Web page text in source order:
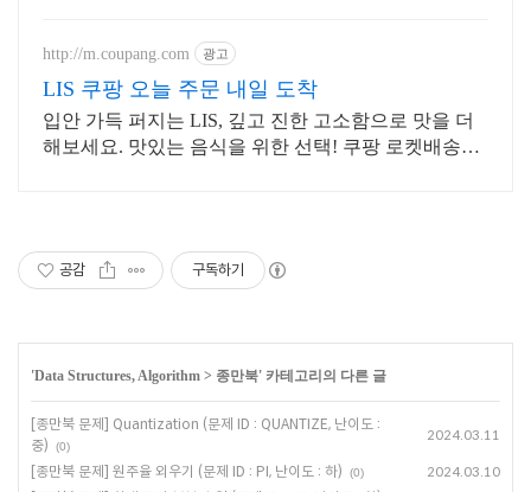
http://m.coupang.com 광고
LIS 쿠팡 오늘 주문 내일 도착
입안 가득 퍼지는 LIS, 깊고 진한 고소함으로 맛을 더
해보세요. 맛있는 음식을 위한 선택! 쿠팡 로켓배송으
공감 구독하기
'Data Structures, Algorithm > 종만북' 카테고리의 다른 글
[종만북 문제] Quantization (문제 ID : QUANTIZE, 난이도 :
중)
(0)
2024.03.11
[종만북 문제] 원주율 외우기 (문제 ID : PI, 난이도 : 하) (0) 2024.03.10